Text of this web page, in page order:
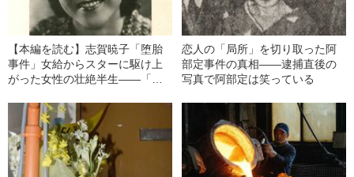
【本編を読む】志賀暁子「堕胎
事件」女給からスターに駆け上
がった女性の壮絶半生――「堕
恋人の「局所」を切り取った阿
部定事件の真相――逮捕直後の
写真で阿部定は笑っている